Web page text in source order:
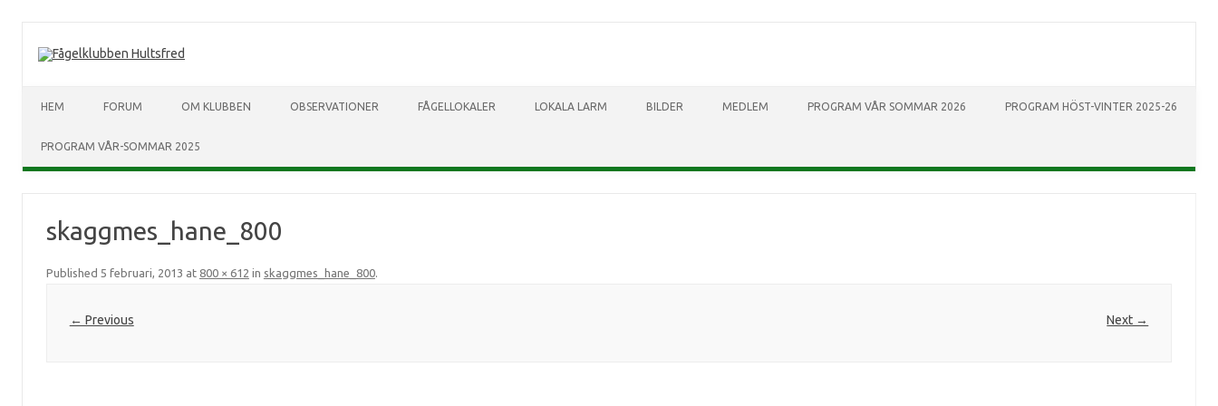
HEM FORUM OM KLUBBEN OBSERVATIONER FÅGELLOKALER LOKALA LARM BILDER MEDLEM PROGRAM VÅR SOMMAR 2026 PROGRAM HÖST-VINTER 2025-26
PROGRAM VÅR-SOMMAR 2025
skaggmes_hane_800
Published 5 februari, 2013 at 800 × 612 in skaggmes_hane_800.
← Previous Next →